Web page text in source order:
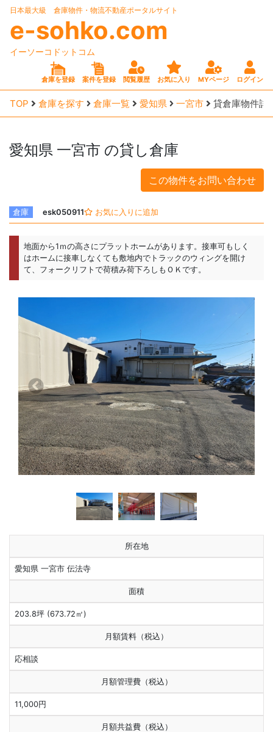
日本最大級 倉庫物件・物流不動産ポータルサイト
e-sohko.com
イーソーコドットコム
倉庫を登録 案件を登録 閲覧履歴 お気に入り MYページ ログイン
TOP 倉庫を探す 倉庫一覧 愛知県 一宮市 貸倉庫物件詳
愛知県 一宮市 の貸し倉庫
この物件をお問い合わせ
倉庫 esk050911 お気に入りに追加
地面から1ｍの高さにプラットホームがあります。接車可もしく
はホームに接車しなくても敷地内でトラックのウィングを開け
て、フォークリフトで荷積み荷下ろしもＯＫです。
前へ 次へ
所在地
愛知県 一宮市 伝法寺
面積
203.8坪 (673.72㎡)
月額賃料（税込）
応相談
月額管理費（税込）
11,000円
月額共益費（税込）